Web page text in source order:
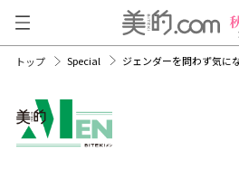
トップ Special ジェンダーを問わず気に